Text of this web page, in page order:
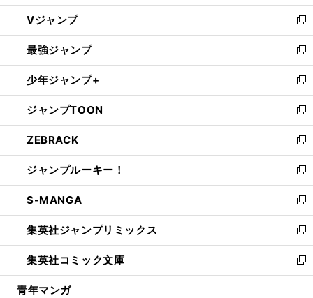
2021
三
。
、
、
ウ
ィ
ン
ド
ウ
で
開
く
し
い
ウ
ィ
ン
ド
ウ
で
開
く
Vジャンプ
新
し
い
ウ
ィ
ン
ド
ウ
で
開
く
最強ジャンプ
新
し
い
ウ
ィ
ン
ド
ウ
で
開
く
少年ジャンプ+
新
し
い
ウ
ィ
ン
ド
ウ
で
開
く
ジャンプTOON
新
し
い
ウ
ィ
ン
ド
ウ
で
開
く
ZEBRACK
新
し
い
ウ
ィ
ン
ド
ウ
で
開
ジャンプルーキー！
新
し
い
ウ
ィ
ン
ド
ウ
S-MANGA
新
し
い
ウ
ィ
ン
集英社ジャンプリミックス
新
し
い
ウ
集英社コミック文庫
新
し
青年マンガ